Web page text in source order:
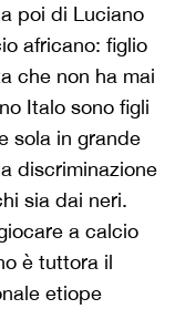
poi di Luciano
africano: figlio
che non ha mai
Italo sono figli
sola in grande
discriminazione
sia dai neri.
a calcio
è tuttora il
etiope